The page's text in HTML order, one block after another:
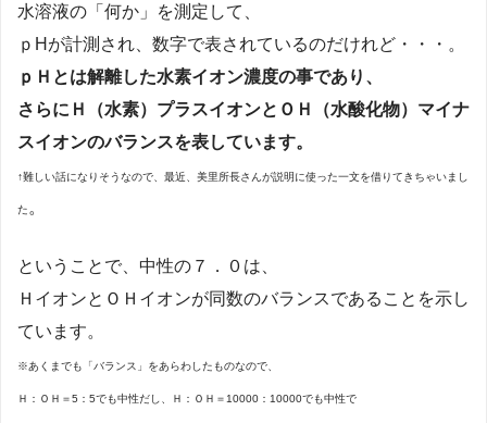
水溶液の「何か」を測定して、
ｐHが計測され、数字で表されているのだけれど・・・。
ｐＨとは解離した水素イオン濃度の事であり、
さらにＨ（水素）プラスイオンとＯＨ（水酸化物）マイナ
スイオンのバランスを表しています。
↑難しい話になりそうなので、最近、美里所長さんが説明に使った一文を借りてきちゃいまし
た 。
ということで、中性の７．０は、
ＨイオンとＯＨイオンが同数のバランスであることを示し
ています。
※あくまでも「バランス」をあらわしたものなので、
Ｈ：ＯＨ＝5：5でも中性だし、Ｈ：ＯＨ＝10000：10000でも中性で